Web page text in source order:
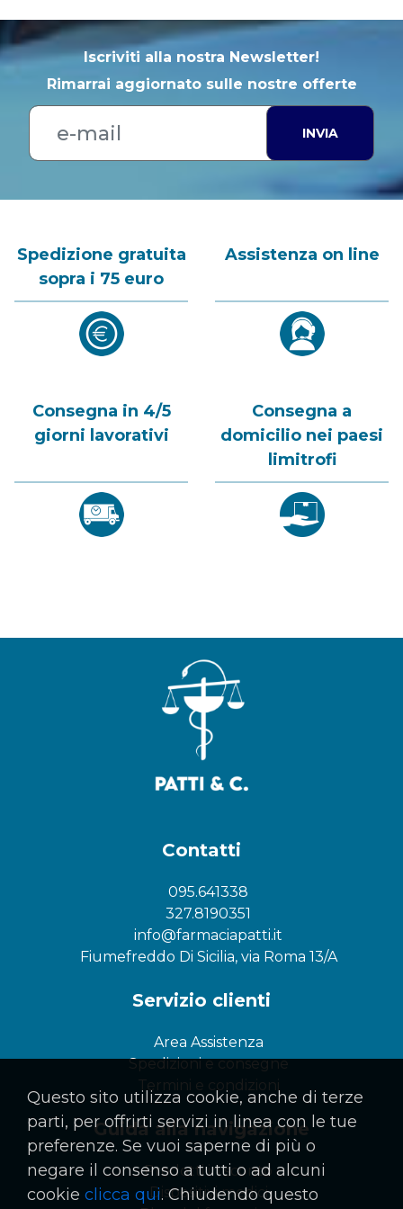
Iscriviti alla nostra Newsletter!
Rimarrai aggiornato sulle nostre offerte
INVIA
Spedizione gratuita
sopra i 75 euro
Assistenza on line
Consegna in 4/5
giorni lavorativi
Consegna a
domicilio nei paesi
limitrofi
Contatti
095.641338
327.8190351
info@farmaciapatti.it
Fiumefreddo Di Sicilia, via Roma 13/A
Servizio clienti
Area Assistenza
Spedizioni e consegne
Termini e condizioni
Guida alla navigazione
Prodotti in sconto
Dispositivi medici
Questo sito utilizza cookie, anche di terze
parti, per offrirti servizi in linea con le tue
preferenze. Se vuoi saperne di più o
negare il consenso a tutti o ad alcuni
cookie clicca qui. Chiudendo questo